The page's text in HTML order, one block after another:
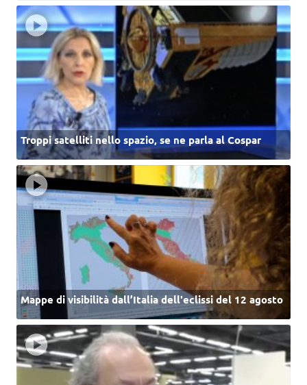
Troppi satelliti nello spazio, se ne parla al Cospar
Mappe di visibilità dall’Italia dell'eclissi del 12 agosto